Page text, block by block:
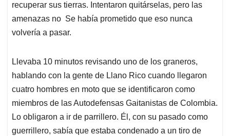
recuperar sus tierras. Intentaron quitárselas, pero las
amenazas no Se había prometido que eso nunca
volvería a pasar.
Llevaba 10 minutos revisando uno de los graneros,
hablando con la gente de Llano Rico cuando llegaron
cuatro hombres en moto que se identificaron como
miembros de las Autodefensas Gaitanistas de Colombia.
Lo obligaron a ir de parrillero. Él, con su pasado como
guerrillero, sabía que estaba condenado a un tiro de